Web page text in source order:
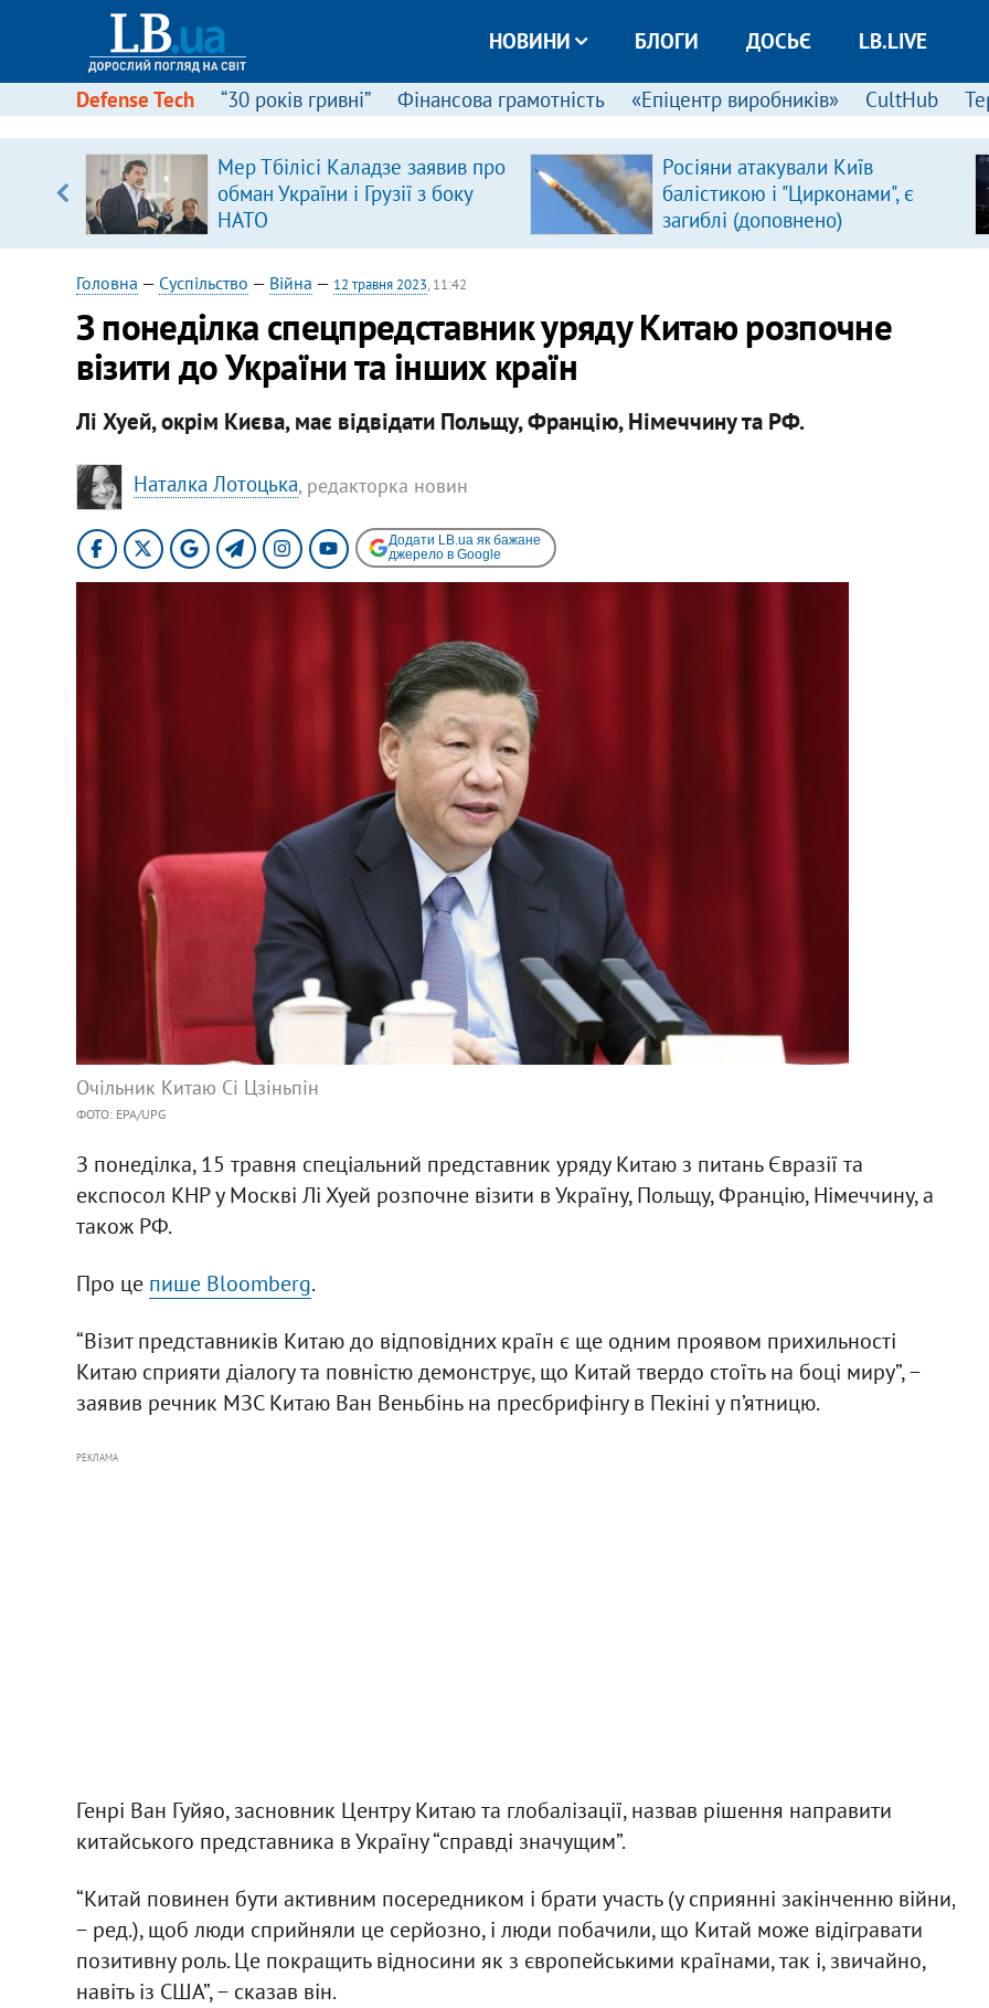
НОВИНИ БЛОГИ ДОСЬЄ LB.LIVE
Defense Tech “30 років гривні” Фінансова грамотність «Епіцентр виробників» CultHub
Мер Тбілісі Каладзе заявив про
обман України і Грузії з боку
НАТО
Росіяни атакували Київ
балістикою і "Цирконами", є
загиблі (доповнено)
Головна — Суспільство — Війна — 12 травня 2023, 11:42
З понеділка спецпредставник уряду Китаю розпочне
візити до України та інших країн
Лі Хуей, окрім Києва, має відвідати Польщу, Францію, Німеччину та РФ.
Наталка Лотоцька, редакторка новин
Додати LB.ua як бажане
джерело в Google
Очільник Китаю Сі Цзіньпін
ФОТО: ЕРА/UPG
З понеділка, 15 травня спеціальний представник уряду Китаю з питань Євразії та
експосол КНР у Москві Лі Хуей розпочне візити в Україну, Польщу, Францію, Німеччину, а
також РФ.
Про це пише Bloomberg.
“Візит представників Китаю до відповідних країн є ще одним проявом прихильності
Китаю сприяти діалогу та повністю демонструє, що Китай твердо стоїть на боці миру”, −
заявив речник МЗС Китаю Ван Веньбінь на пресбрифінгу в Пекіні у п’ятницю.
РЕКЛАМА
Генрі Ван Гуйяо, засновник Центру Китаю та глобалізації, назвав рішення направити
китайського представника в Україну “справді значущим”.
“Китай повинен бути активним посередником і брати участь (у сприянні закінченню війни,
− ред.), щоб люди сприйняли це серйозно, і люди побачили, що Китай може відігравати
позитивну роль. Це покращить відносини як з європейськими країнами, так і, звичайно,
навіть із США”, − сказав він.